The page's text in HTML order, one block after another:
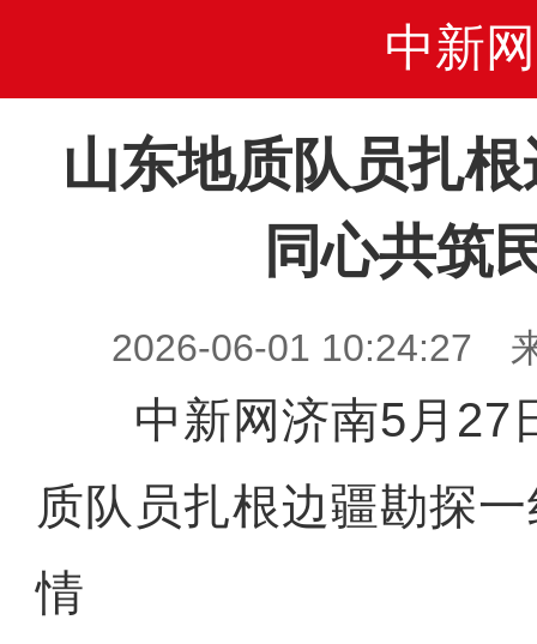
中新网
山东地质队员扎
同心共筑
2026-06-01 10:24:27
中新网济南5月27
质队员扎根边疆勘探
情